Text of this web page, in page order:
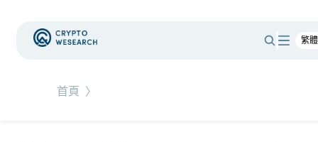
首頁 〉